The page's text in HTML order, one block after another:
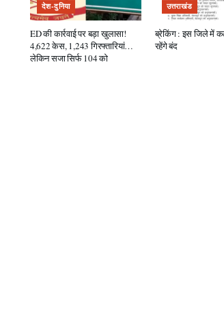
देश-दुनिया
ED की कार्रवाई पर बड़ा खुलासा!
4,622 केस, 1,243 गिरफ्तारियां…
लेकिन सजा सिर्फ 104 को
उत्तराखंड
ब्रेकिंग : इस जिले में
रहेंगे बंद